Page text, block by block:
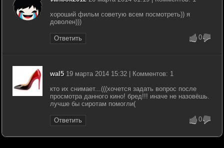
хороший фильм советую всем посмотреть)) я
доволен)))
Ответить 0
wal519 марта 2014 15:32 | Комментов: 1
кто их снимает...(((хочется задать вопрос после
просмотра данного кино! бред!!! иначе не назовёшь.
лучше бы сиротам помогли(
Ответить 0